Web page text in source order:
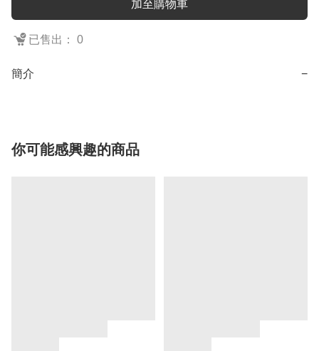
加至購物車
已售出： 0
簡介 −
你可能感興趣的商品